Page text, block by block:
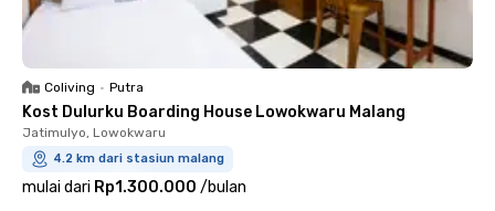
Coliving • Putra
Kost Dulurku Boarding House Lowokwaru Malang
Jatimulyo, Lowokwaru
4.2 km dari stasiun malang
mulai dari Rp1.300.000 /bulan